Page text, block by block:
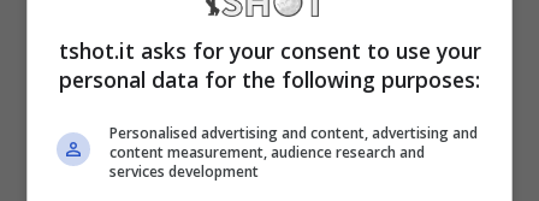
Beffa per il Milan, che da tempo si muoveva per lui (Tshot.it)
Calciomercato: dal Boca
Juniors in Serie A
tshot.it asks for your consent to use your
personal data for the following purposes:
Personalised advertising and content, advertising and
content measurement, audience research and
services development